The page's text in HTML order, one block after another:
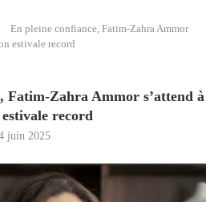
En pleine confiance, Fatim-Zahra Ammor
estivale record
Fatim-Zahra Ammor s’attend à
record
juin 2025